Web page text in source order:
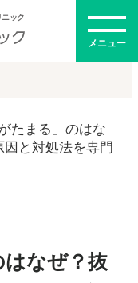
ック
メニュー
は
たまる」のはな
と対処法を専門
はなぜ？抜